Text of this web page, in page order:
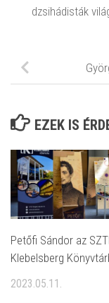
dzsihádisták
EZEK IS
Petőfi Sándor az
Klebelsberg
2023.05.11.